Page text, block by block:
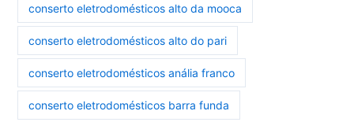
conserto eletrodomésticos alto da mooca
conserto eletrodomésticos alto do pari
conserto eletrodomésticos anália franco
conserto eletrodomésticos barra funda